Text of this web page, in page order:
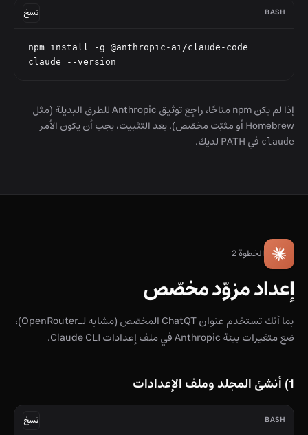
BASH نسخ
npm install -g @anthropic-ai/claude-code
claude --version
إذا لم يكن npm متاحًا، راجِع توثيق Anthropic للطرق البديلة (مثل
Homebrew أو مثبّت مخصّص). بعد التثبيت، يجب أن يكون الأمر
claude في PATH لديك.
الخطوة 2
إعداد مزوّد مخصّص
بما أنك تستخدم عنوان ChatQT المخصّص (مشابه لـOpenRouter)،
ضع متغيرات بيئة Anthropic في ملف إعدادات Claude CLI.
1) أنشئ المجلد وملف الإعدادات
BASH نسخ